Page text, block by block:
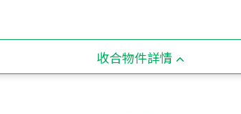
收合物件詳情